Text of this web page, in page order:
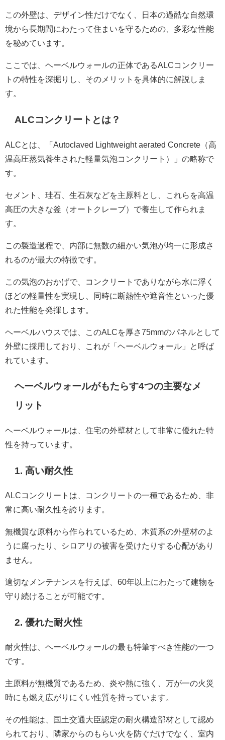
この外壁は、デザイン性だけでなく、日本の過酷な自然環
境から長期間にわたって住まいを守るための、多彩な性能
を秘めています。
ここでは、ヘーベルウォールの正体であるALCコンクリー
トの特性を深掘りし、そのメリットを具体的に解説しま
す。
ALCコンクリートとは？
ALCとは、「Autoclaved Lightweight aerated Concrete（高
温高圧蒸気養生された軽量気泡コンクリート）」の略称で
す。
セメント、珪石、生石灰などを主原料とし、これらを高温
高圧の大きな釜（オートクレーブ）で養生して作られま
す。
この製造過程で、内部に無数の細かい気泡が均一に形成さ
れるのが最大の特徴です。
この気泡のおかげで、コンクリートでありながら水に浮く
ほどの軽量性を実現し、同時に断熱性や遮音性といった優
れた性能を発揮します。
ヘーベルハウスでは、このALCを厚さ75mmのパネルとして
外壁に採用しており、これが「ヘーベルウォール」と呼ば
れています。
ヘーベルウォールがもたらす4つの主要なメ
リット
ヘーベルウォールは、住宅の外壁材として非常に優れた特
性を持っています。
1. 高い耐久性
ALCコンクリートは、コンクリートの一種であるため、非
常に高い耐久性を誇ります。
無機質な原料から作られているため、木質系の外壁材のよ
うに腐ったり、シロアリの被害を受けたりする心配があり
ません。
適切なメンテナンスを行えば、60年以上にわたって建物を
守り続けることが可能です。
2. 優れた耐火性
耐火性は、ヘーベルウォールの最も特筆すべき性能の一つ
です。
主原料が無機質であるため、炎や熱に強く、万が一の火災
時にも燃え広がりにくい性質を持っています。
その性能は、国土交通大臣認定の耐火構造部材として認め
られており、隣家からのもらい火を防ぐだけでなく、室内